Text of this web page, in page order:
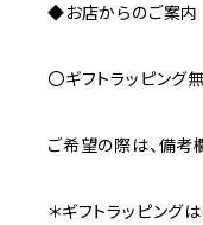
◆お店からのご案内
〇ギフトラッピング
ご希望の際は、備考
＊ギフトラッピング